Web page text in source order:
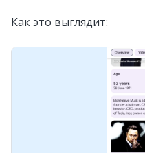
Как это выглядит: